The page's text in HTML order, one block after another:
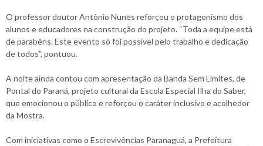
O professor doutor Antônio Nunes reforçou o protagonismo dos
alunos e educadores na construção do projeto. “Toda a equipe está
de parabéns. Este evento só foi possível pelo trabalho e dedicação
de todos”, pontuou.
A noite ainda contou com apresentação da Banda Sem Limites, de
Pontal do Paraná, projeto cultural da Escola Especial Ilha do Saber,
que emocionou o público e reforçou o caráter inclusivo e acolhedor
da Mostra.
Com iniciativas como o Escrevivências Paranaguá, a Prefeitura